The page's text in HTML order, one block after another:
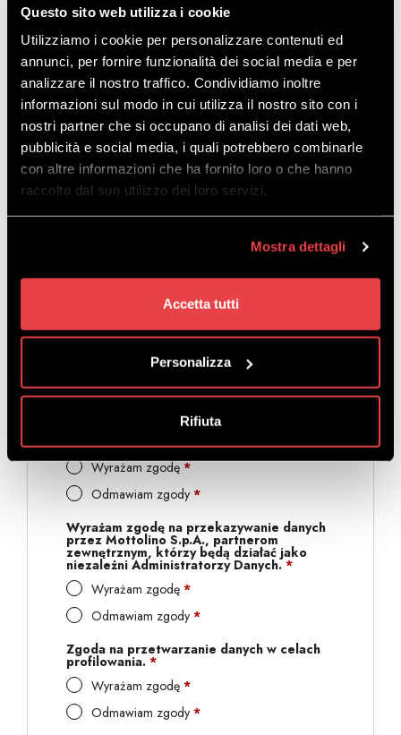
Questo sito web utilizza i cookie
Utilizziamo i cookie per personalizzare contenuti ed
annunci, per fornire funzionalità dei social media e per
analizzare il nostro traffico. Condividiamo inoltre
informazioni sul modo in cui utilizza il nostro sito con i
nostri partner che si occupano di analisi dei dati web,
pubblicità e social media, i quali potrebbero combinarle
con altre informazioni che ha fornito loro o che hanno
raccolto dal suo utilizzo dei loro servizi.
Mostra dettagli
Accetta tutti
Personalizza
Rifiuta
Płeć
Wyrażam zgodę na przetwarzanie moich
danych osobowych przez Mottolino S.p.A.*,
w celach marketingowych*
Wyrażam zgodę *
Odmawiam zgody *
komunikatów informacyjnych lub
powyżej adres e-mail.*
Wyrażam zgodę*
Odmawiam zgody*
Wyrażam zgodę na przesyłanie
promocyjnych przez Mottolino S.p.A.* w
systemów komunikacyjnych (Whatsapp,
Telegram, ...) na podany powyżej numer
telefonu komórkowego.*
Wyrażam zgodę*
Odmawiam zgody *
Wyrażam zgodę na przekazywanie danych
przez Mottolino S.p.A., partnerom
zewnętrznym, którzy będą działać jako
niezależni Administratorzy Danych.*
Wyrażam zgodę *
Odmawiam zgody *
Zgoda na przetwarzanie danych w celach
profilowania. *
Wyrażam zgodę *
Odmawiam zgody *